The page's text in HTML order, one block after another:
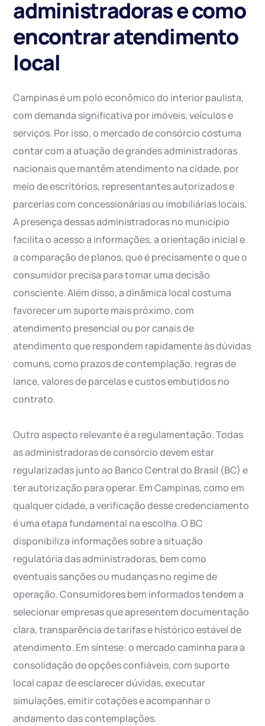
administradoras e como
encontrar atendimento
local
Campinas é um polo econômico do interior paulista,
com demanda significativa por imóveis, veículos e
serviços. Por isso, o mercado de consórcio costuma
contar com a atuação de grandes administradoras
nacionais que mantêm atendimento na cidade, por
meio de escritórios, representantes autorizados e
parcerias com concessionárias ou imobiliárias locais.
A presença dessas administradoras no município
facilita o acesso a informações, a orientação inicial e
a comparação de planos, que é precisamente o que o
consumidor precisa para tomar uma decisão
consciente. Além disso, a dinâmica local costuma
favorecer um suporte mais próximo, com
atendimento presencial ou por canais de
atendimento que respondem rapidamente às dúvidas
comuns, como prazos de contemplação, regras de
lance, valores de parcelas e custos embutidos no
contrato.
Outro aspecto relevante é a regulamentação. Todas
as administradoras de consórcio devem estar
regularizadas junto ao Banco Central do Brasil (BC) e
ter autorização para operar. Em Campinas, como em
qualquer cidade, a verificação desse credenciamento
é uma etapa fundamental na escolha. O BC
disponibiliza informações sobre a situação
regulatória das administradoras, bem como
eventuais sanções ou mudanças no regime de
operação. Consumidores bem informados tendem a
selecionar empresas que apresentem documentação
clara, transparência de tarifas e histórico estável de
atendimento. Em síntese: o mercado caminha para a
consolidação de opções confiáveis, com suporte
local capaz de esclarecer dúvidas, executar
simulações, emitir cotações e acompanhar o
andamento das contemplações.